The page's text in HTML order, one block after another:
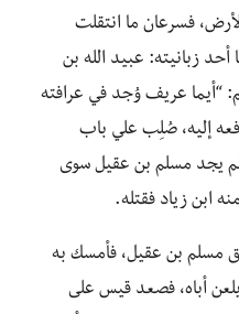
فسرعان ما انتقلت
أحد زبانيته: عبيد الله بن
“أيما عريف وُجد في عرافته
إليه، صُلِب علي باب
يجد مسلم بن عقيل سوى
ابن زياد فقتله.
مسلم بن عقيل، فأمسك به
أباه، فصعد قيس على